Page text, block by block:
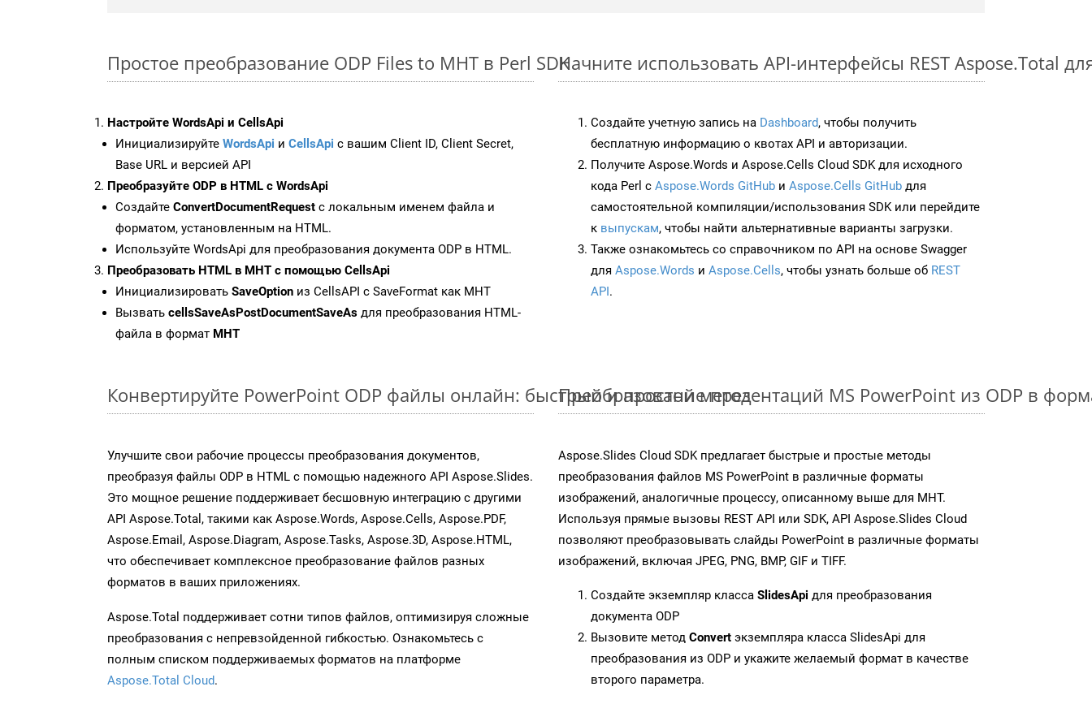
Простое преобразование ODP Files to MHT в Perl SDK
Настройте WordsApi и CellsApi
Инициализируйте WordsApi и CellsApi с вашим Client ID, Client Secret,
Base URL и версией API
Преобразуйте ODP в HTML с WordsApi
Создайте ConvertDocumentRequest с локальным именем файла и
форматом, установленным на HTML.
Используйте WordsApi для преобразования документа ODP в HTML.
Преобразовать HTML в MHT с помощью CellsApi
Инициализировать SaveOption из CellsAPI с SaveFormat как MHT
Вызвать cellsSaveAsPostDocumentSaveAs для преобразования HTML-
файла в формат MHT
Начните использовать API-интерфейсы REST Aspose.Total
Создайте учетную запись на Dashboard, чтобы получить
бесплатную информацию о квотах API и авторизации.
Получите Aspose.Words и Aspose.Cells Cloud SDK для исходного
кода Perl с Aspose.Words GitHub и Aspose.Cells GitHub для
самостоятельной компиляции/использования SDK или перейдите
к выпускам, чтобы найти альтернативные варианты загрузки.
Также ознакомьтесь со справочником по API на основе Swagger
для Aspose.Words и Aspose.Cells, чтобы узнать больше об REST
API.
Конвертируйте PowerPoint ODP файлы онлайн: быстрый и простой метод
Улучшите свои рабочие процессы преобразования документов,
преобразуя файлы ODP в HTML с помощью надежного API Aspose.Slides.
Это мощное решение поддерживает бесшовную интеграцию с другими
API Aspose.Total, такими как Aspose.Words, Aspose.Cells, Aspose.PDF,
Aspose.Email, Aspose.Diagram, Aspose.Tasks, Aspose.3D, Aspose.HTML,
что обеспечивает комплексное преобразование файлов разных
форматов в ваших приложениях.
Aspose.Total поддерживает сотни типов файлов, оптимизируя сложные
преобразования с непревзойденной гибкостью. Ознакомьтесь с
полным списком поддерживаемых форматов на платформе
Aspose.Total Cloud.
Преобразование презентаций MS PowerPoint из ODP в
Aspose.Slides Cloud SDK предлагает быстрые и простые методы
преобразования файлов MS PowerPoint в различные форматы
изображений, аналогичные процессу, описанному выше для MHT.
Используя прямые вызовы REST API или SDK, API Aspose.Slides Cloud
позволяют преобразовывать слайды PowerPoint в различные форматы
изображений, включая JPEG, PNG, BMP, GIF и TIFF.
Создайте экземпляр класса SlidesApi для преобразования
документа ODP
Вызовите метод Convert экземпляра класса SlidesApi для
преобразования из ODP и укажите желаемый формат в качестве
второго параметра.